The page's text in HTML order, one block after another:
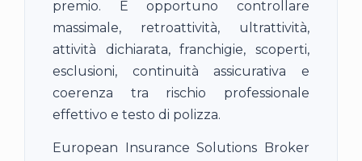
premio. È opportuno controllare
massimale, retroattività, ultrattività,
attività dichiarata, franchigie, scoperti,
esclusioni, continuità assicurativa e
coerenza tra rischio professionale
effettivo e testo di polizza.
European Insurance Solutions Broker